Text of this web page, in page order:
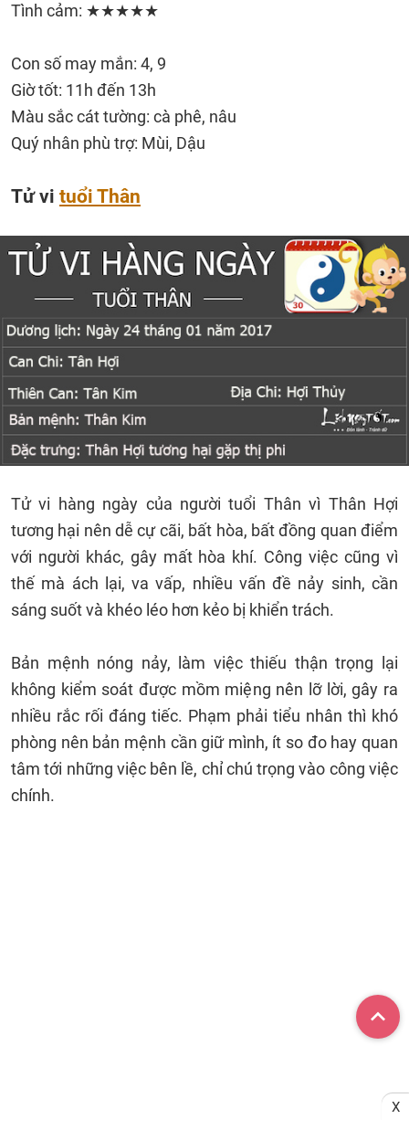
Tình cảm: ★★★★★
Con số may mắn: 4, 9
Giờ tốt: 11h đến 13h
Màu sắc cát tường: cà phê, nâu
Quý nhân phù trợ: Mùi, Dậu
Tử vi tuổi Thân
Tử vi hàng ngày của người tuổi Thân vì Thân Hợi
tương hại nên dễ cự cãi, bất hòa, bất đồng quan điểm
với người khác, gây mất hòa khí. Công việc cũng vì
thế mà ách lại, va vấp, nhiều vấn đề nảy sinh, cần
sáng suốt và khéo léo hơn kẻo bị khiển trách.
Bản mệnh nóng nảy, làm việc thiếu thận trọng lại
không kiểm soát được mồm miệng nên lỡ lời, gây ra
nhiều rắc rối đáng tiếc. Phạm phải tiểu nhân thì khó
phòng nên bản mệnh cần giữ mình, ít so đo hay quan
tâm tới những việc bên lề, chỉ chú trọng vào công việc
chính.
X